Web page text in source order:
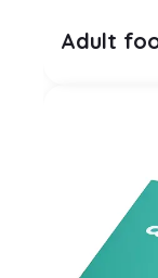
Adult